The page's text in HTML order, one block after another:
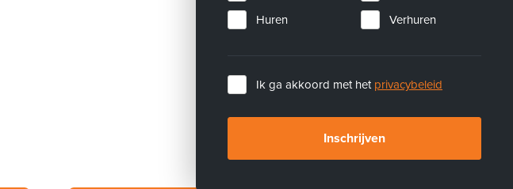
Huren
Verhuren
Ik ga akkoord met het privacybeleid
Inschrijven